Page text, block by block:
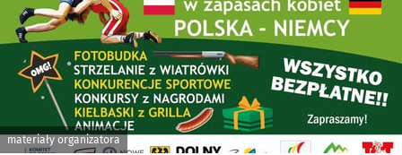
materiały organizatora